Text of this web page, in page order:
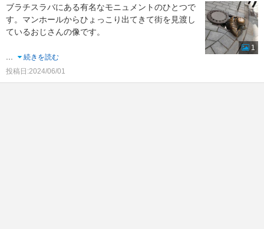
ブラチスラバにある有名なモニュメントのひとつで
す。マンホールからひょっこり出てきて街を見渡し
ているおじさんの像です。
続きを読む
投稿日:2024/06/01
1